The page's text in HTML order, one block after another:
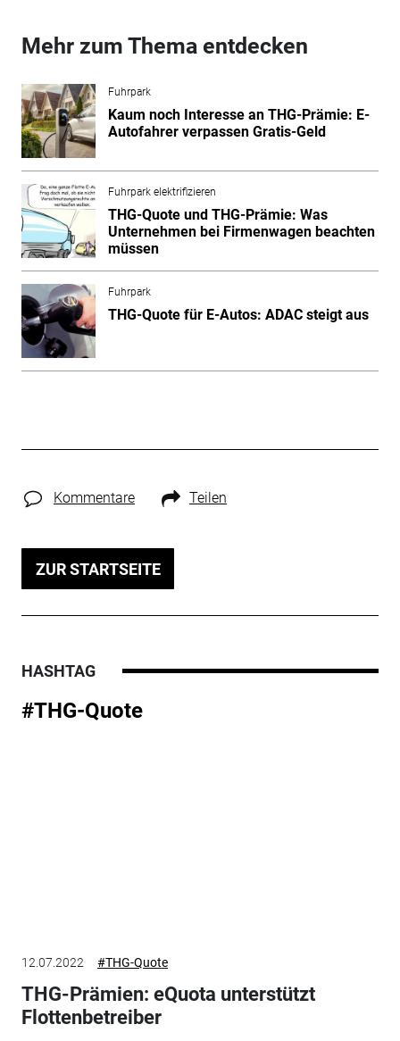
Mehr zum Thema entdecken
Fuhrpark
Kaum noch Interesse an THG-Prämie: E-
Autofahrer verpassen Gratis-Geld
Fuhrpark elektrifizieren
THG-Quote und THG-Prämie: Was
Unternehmen bei Firmenwagen beachten
müssen
Fuhrpark
THG-Quote für E-Autos: ADAC steigt aus
Kommentare Teilen
ZUR STARTSEITE
HASHTAG
#THG-Quote
12.07.2022 #THG-Quote
THG-Prämien: eQuota unterstützt
Flottenbetreiber